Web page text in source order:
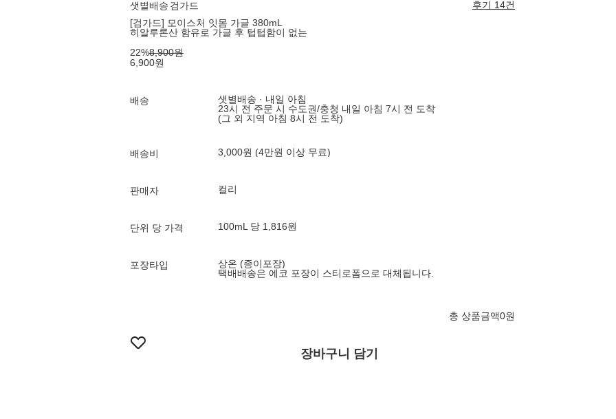
샛별배송 검가드
후기 14건
[검가드] 모이스처 잇몸 가글 380mL
히알루론산 함유로 가글 후 텁텁함이 없는
22%8,900원
6,900원
배송
샛별배송 · 내일 아침
23시 전 주문 시 수도권/충청 내일 아침 7시 전 도착
(그 외 지역 아침 8시 전 도착)
배송비 3,000원 (4만원 이상 무료)
판매자 컬리
단위 당 가격 100mL 당 1,816원
포장타입
상온 (종이포장)
택배배송은 에코 포장이 스티로폼으로 대체됩니다.
총 상품금액0원
장바구니 담기